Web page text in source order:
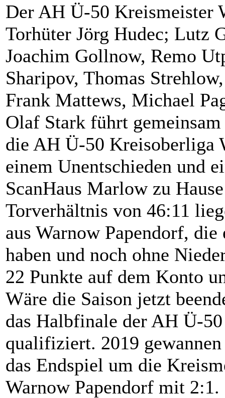
Der AH Ü-50 Kreismeister
Torhüter Jörg Hudec; Lutz
Joachim Gollnow, Remo
Sharipov, Thomas
Frank Mattews, Michael
Olaf Stark führt
die AH Ü-50 Kreisoberliga
einem Unentschieden und
ScanHaus Marlow zu
Torverhältnis von 46:11
aus Warnow Papendorf,
haben und noch ohne
22 Punkte auf dem Konto
Wäre die Saison jetzt
das Halbfinale der AH Ü-
qualifiziert. 2019
das Endspiel um die
Warnow Papendorf mit 2:1.